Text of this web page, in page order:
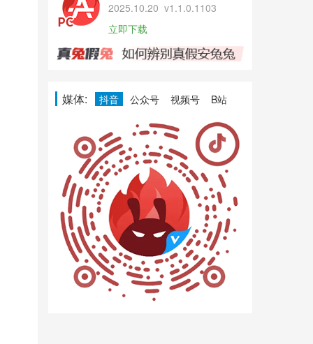
2025.10.20 v1.1.0.1103
立即下载
媒体: 抖音 公众号 视频号 B站